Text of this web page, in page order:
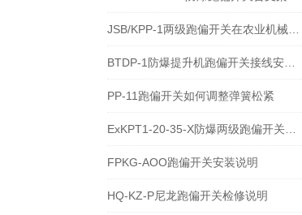
PP-11跑偏开关如何调整弹簧松紧
FPKG-AOO跑偏开关安装说明
HQ-KZ-P尼龙跑偏开关检修说明